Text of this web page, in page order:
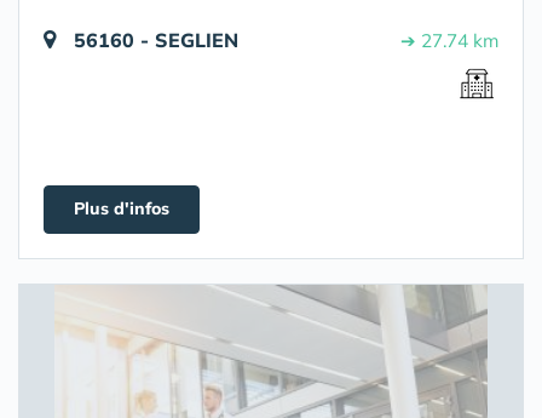
56160 - SEGLIEN ➔ 27.74 km
Plus d'infos